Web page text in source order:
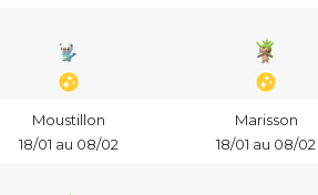
Moustillon
18/01 au 08/02
Marisson
18/01 au 08/02